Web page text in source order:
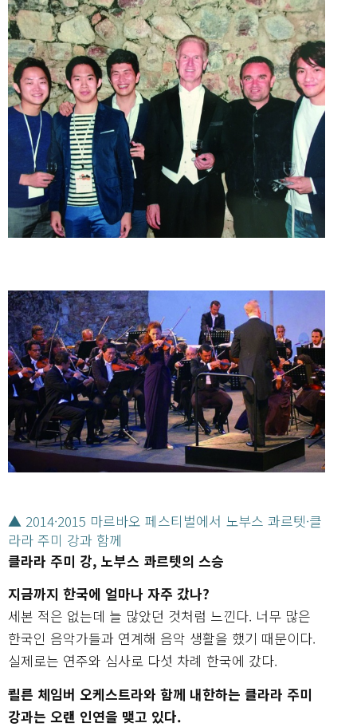
▲ 2014·2015 마르바오 페스티벌에서 노부스 콰르텟·클
라라 주미 강과 함께
클라라 주미 강, 노부스 콰르텟의 스승
지금까지 한국에 얼마나 자주 갔나?
세본 적은 없는데 늘 많았던 것처럼 느낀다. 너무 많은
한국인 음악가들과 연계해 음악 생활을 했기 때문이다.
실제로는 연주와 심사로 다섯 차례 한국에 갔다.
쾰른 체임버 오케스트라와 함께 내한하는 클라라 주미
강과는 오랜 인연을 맺고 있다.